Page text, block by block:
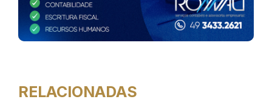
RELACIONADAS